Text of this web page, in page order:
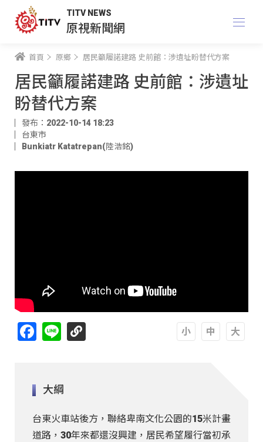
TITV NEWS
原視新聞網
首頁 原鄉 居民籲履諾建路 史前館：涉遺址盼替代方案
居民籲履諾建路 史前館：涉遺址
盼替代方案
發布：2022-10-14 18:23
台東市
Bunkiatr Katatrepan(陸浩銘)
Facebook
Line
大綱
台東火車站後方，聯絡卑南文化公園的15米計畫
道路，30年來都還沒興建，居民希望履行當初承